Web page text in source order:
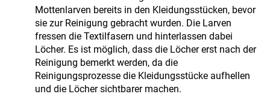
Mottenlarven bereits in den Kleidungsstücken, bevor
sie zur Reinigung gebracht wurden. Die Larven
fressen die Textilfasern und hinterlassen dabei
Löcher. Es ist möglich, dass die Löcher erst nach der
Reinigung bemerkt werden, da die
Reinigungsprozesse die Kleidungsstücke aufhellen
und die Löcher sichtbarer machen.